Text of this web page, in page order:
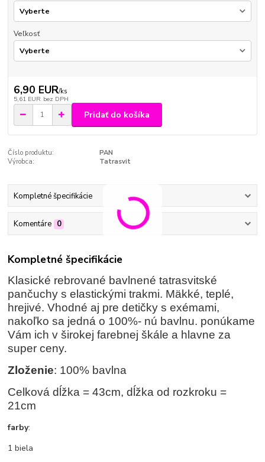
Veľkosť
6,90 EUR/ks
5,61 EUR bez DPH
Pridať do košíka
Číslo produktu:
PAN
Výrobca:
Tatrasvit
Kompletné špecifikácie
Komentáre 0
Kompletné špecifikácie
Klasické rebrované bavlnené tatrasvitské
pančuchy s elastickými trakmi. Mäkké, teplé,
hrejivé. Vhodné aj pre detičky s exémami,
nakoľko sa jedná o 100%- nú bavlnu. ponúkame
Vám ich v širokej farebnej škále a hlavne za
super ceny.
Zloženie: 100% bavlna
Celková dĺžka = 43cm, dĺžka od rozkroku =
21cm
farby:
1 biela